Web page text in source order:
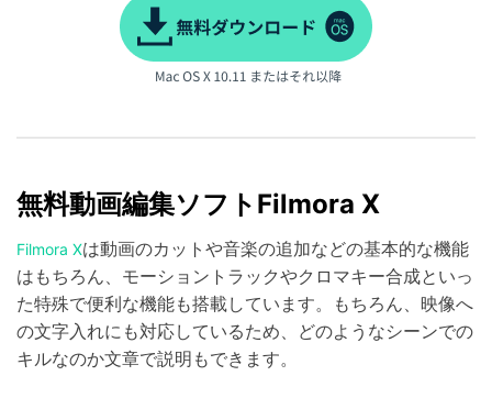
無料動画編集ソフトFilmora X
Filmora Xは動画のカットや音楽の追加などの基本的な機能
はもちろん、モーショントラックやクロマキー合成といっ
た特殊で便利な機能も搭載しています。もちろん、映像へ
の文字入れにも対応しているため、どのようなシーンでの
キルなのか文章で説明もできます。